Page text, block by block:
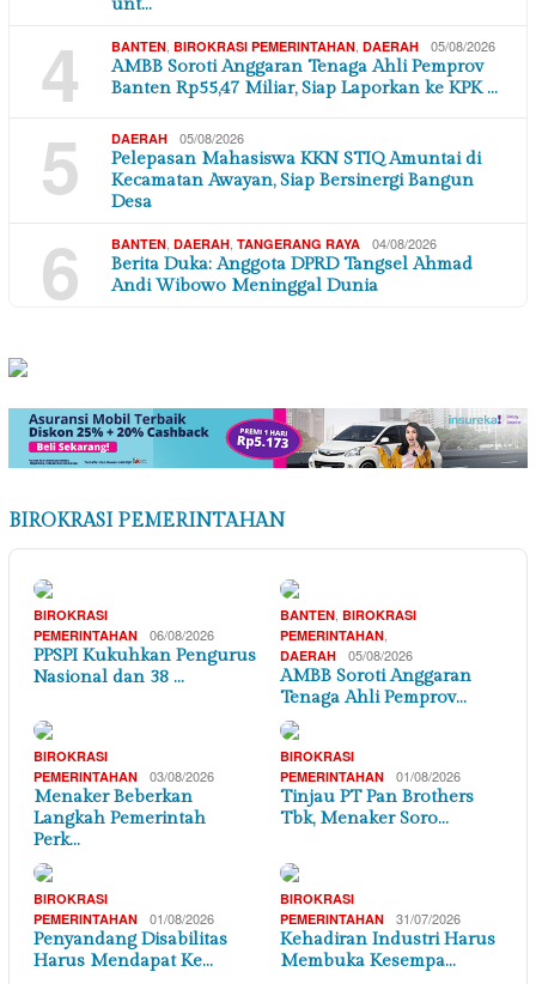
unt…
4 BANTEN, BIROKRASI PEMERINTAHAN, DAERAH 05/08/2026
AMBB Soroti Anggaran Tenaga Ahli Pemprov
Banten Rp55,47 Miliar, Siap Laporkan ke KPK …
5 DAERAH 05/08/2026
Pelepasan Mahasiswa KKN STIQ Amuntai di
Kecamatan Awayan, Siap Bersinergi Bangun
Desa
6 BANTEN, DAERAH, TANGERANG RAYA 04/08/2026
Berita Duka: Anggota DPRD Tangsel Ahmad
Andi Wibowo Meninggal Dunia
BIROKRASI PEMERINTAHAN
BIROKRASI
PEMERINTAHAN
06/08/2026
PPSPI Kukuhkan Pengurus
Nasional dan 38 …
BANTEN BIROKRASI
PEMERINTAHAN
DAERAH 05/08/2026
AMBB Soroti Anggaran
Tenaga Ahli Pemprov…
BIROKRASI
PEMERINTAHAN
03/08/2026
Menaker Beberkan
Langkah Pemerintah
Perk…
BIROKRASI
PEMERINTAHAN
01/08/2026
Tinjau PT Pan Brothers
Tbk, Menaker Soro…
BIROKRASI
PEMERINTAHAN
01/08/2026
Penyandang Disabilitas
Harus Mendapat Ke…
BIROKRASI
PEMERINTAHAN
31/07/2026
Kehadiran Industri Harus
Membuka Kesempa…